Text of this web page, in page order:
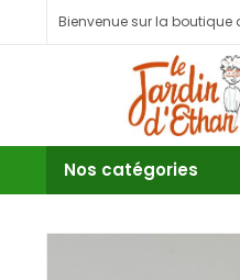
Bienvenue sur la boutique
Nos catégories